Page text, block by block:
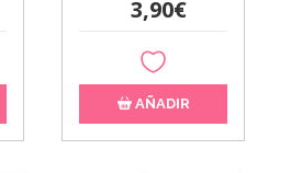
3,90€
AÑADIR